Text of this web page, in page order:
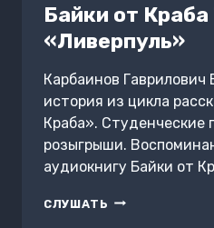
Байки от Краба
«Ливерпуль»
Карбаинов
история из цикла
Краба». Студенческие
розыгрыши.
аудиокнигу Байки от
СЛУШАТЬ БАЙКИ